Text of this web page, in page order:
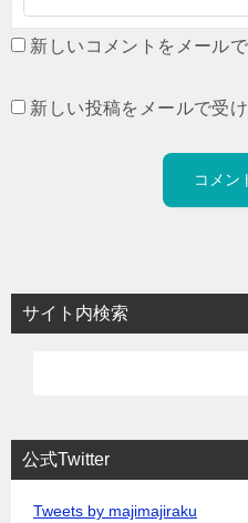
新しいコメントをメール
新しい投稿をメールで受
サイト内検索
公式Twitter
Tweets by majimajiraku